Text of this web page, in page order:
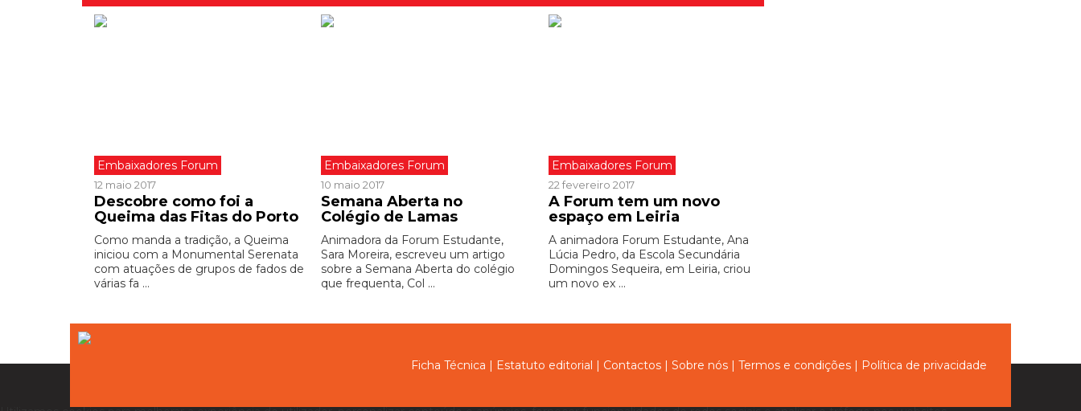
Embaixadores Forum
12 maio 2017
Descobre como foi a
Queima das Fitas do Porto
Como manda a tradição, a Queima
iniciou com a Monumental Serenata
com atuações de grupos de fados de
várias fa ...
Embaixadores Forum
10 maio 2017
Semana Aberta no
Colégio de Lamas
Animadora da Forum Estudante,
Sara Moreira, escreveu um artigo
sobre a Semana Aberta do colégio
que frequenta, Col ...
Embaixadores Forum
22 fevereiro 2017
A Forum tem um novo
espaço em Leiria
A animadora Forum Estudante, Ana
Lúcia Pedro, da Escola Secundária
Domingos Sequeira, em Leiria, criou
um novo ex ...
Ficha Técnica | Estatuto editorial | Contactos | Sobre nós | Termos e condições | Política de privacidade